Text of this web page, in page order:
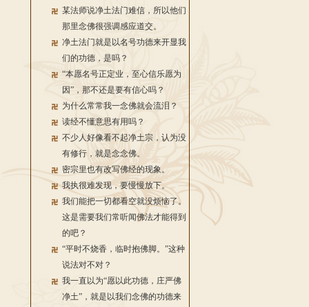
某法师说净土法门难信，所以他们
那里念佛很强调感应道交。
净土法门就是以名号功德来开显我
们的功德，是吗？
“本愿名号正定业，至心信乐愿为
因”，那不还是要有信心吗？
为什么常常我一念佛就会流泪？
读经不懂意思有用吗？
不少人好像看不起净土宗，认为没
有修行，就是念念佛。
密宗里也有改写佛经的现象。
我执很难发现，要慢慢放下。
我们能把一切都看空就没烦恼了。
这是需要我们常听闻佛法才能得到
的吧？
“平时不烧香，临时抱佛脚。”这种
说法对不对？
我一直以为“愿以此功德，庄严佛
净土”，就是以我们念佛的功德来